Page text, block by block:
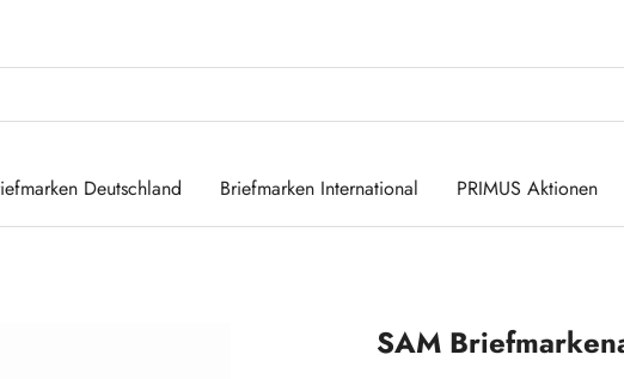
Deutschland Briefmarken International PRIMUS Aktionen
SAM